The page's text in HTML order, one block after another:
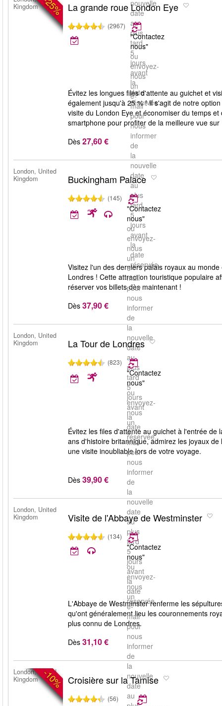
nouvelle
date
au
plus
tard
5
jours
avant
la
date
réservée.
-25%
Kingdom
La grande roue London Eye
(2967)
"Contactez
nous"
ou
envoyez-
nous
un
e-
mail
pour
nous
informer
de
la
nouvelle
date
au
plus
tard
5
jours
avant
la
date
réservée.
Évitez les longues files d'attente au guichet et
également jusqu'à 25 % ! Il s'agit de notre
visite du London Eye et économiser du temps
smartphone pour profiter de la meilleure vue sur
Dès 27,60 €
London, United
Kingdom
Buckingham Palace
(145)
"Contactez
nous"
ou
envoyez-
nous
un
e-
mail
pour
nous
informer
de
la
nouvelle
date
au
plus
tard
5
jours
avant
la
date
réservée.
Visitez l'un des derniers palais royaux au
Londres ! Cette attraction touristique populaire
réserver vos billets dès maintenant !
Dès 37,90 €
London, United
Kingdom
La Tour de Londres
(823)
"Contactez
nous"
ou
envoyez-
nous
un
e-
mail
pour
nous
informer
de
la
nouvelle
date
au
plus
tard
5
jours
avant
la
date
réservée.
Évitez les files d'attente au guichet à l'entrée
ans d'histoire britannique, admirez les joyaux
une visite inoubliable lors de votre voyage.
Dès 39,90 €
London, United
Kingdom
Visite de l'Abbaye de Westminster
(134)
"Contactez
nous"
ou
envoyez-
nous
un
e-
mail
pour
nous
informer
de
la
nouvelle
date
au
L'Abbaye de Westminster renferme les
qu'ont généralement lieu les couronnements
plus connu de Londres.
Dès 31,10 €
-10%
London, United
Kingdom
Croisière sur la Tamise
(56)